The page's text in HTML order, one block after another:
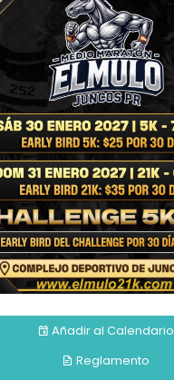
Añadir al Calendario
Reglamento